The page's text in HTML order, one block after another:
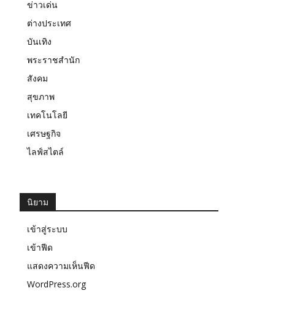
ข่าวเด่น
ต่างประเทศ
บันเทิง
พระราชสำนัก
สังคม
สุขภาพ
เทคโนโลยี
เศรษฐกิจ
ไลฟ์สไตล์
นิยาม
เข้าสู่ระบบ
เข้าฟีด
แสดงความเห็นฟีด
WordPress.org